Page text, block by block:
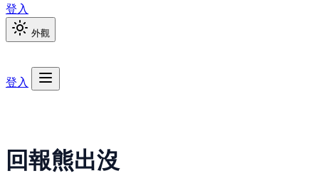
登入
外觀
登入
回報熊出沒